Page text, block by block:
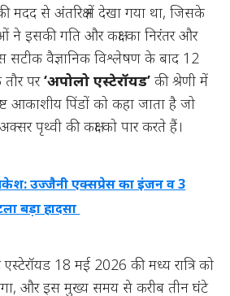
मदद से अंतरिक्ष में देखा गया था, जिसके
ने इसकी गति और कक्षा का निरंतर और
सटीक वैज्ञानिक विश्लेषण के बाद 12
पर‘अपोलो एस्टेरॉयड’की श्रेणी में
आकाशीय पिंडों को कहा जाता है जो
पृथ्वी की कक्षा को पार करते हैं।
उज्जैनी एक्सप्रेस का इंजन व 3
बड़ा हादसा
18 मई 2026 की मध्य रात्रि को
और इस मुख्य समय से करीब तीन घंटे